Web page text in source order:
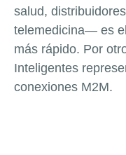
salud,
telemedicina— es
más rápido. Por
Inteligentes
conexiones M2M.